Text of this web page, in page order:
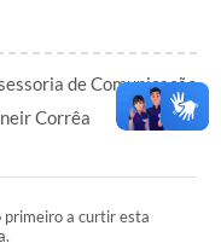
de Comunicação
Corrêa
primeiro a curtir esta